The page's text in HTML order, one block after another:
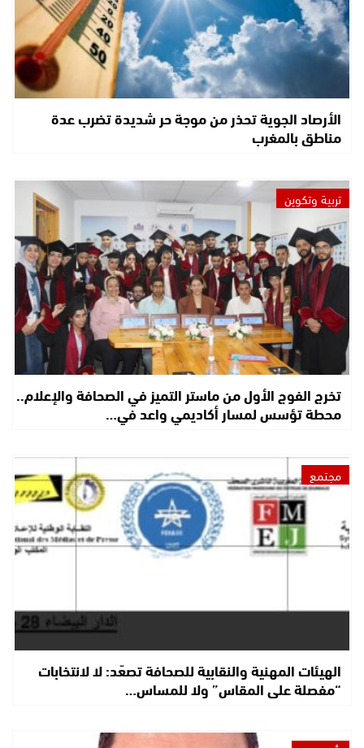
الأرصاد الجوية تحذر من موجة حر شديدة تضرب عدة
مناطق بالمغرب
تربية وتكوين
تخرج الفوج الأول من ماستر التميز في الصحافة والإعلام..
محطة تؤسس لمسار أكاديمي واعد في…
مجتمع
الهيئات المهنية والنقابية للصحافة تصعّد: لا لانتخابات
“مفصلة على المقاس” ولا للمساس…